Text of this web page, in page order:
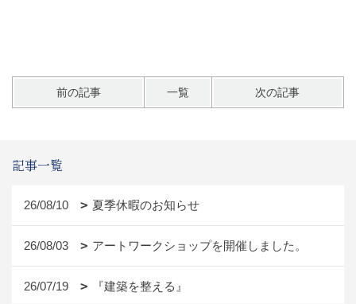
前の記事 一覧 次の記事
記事一覧
26/08/10 夏季休暇のお知らせ
26/08/03 アートワークショップを開催しました。
26/07/19 『建築を整える』